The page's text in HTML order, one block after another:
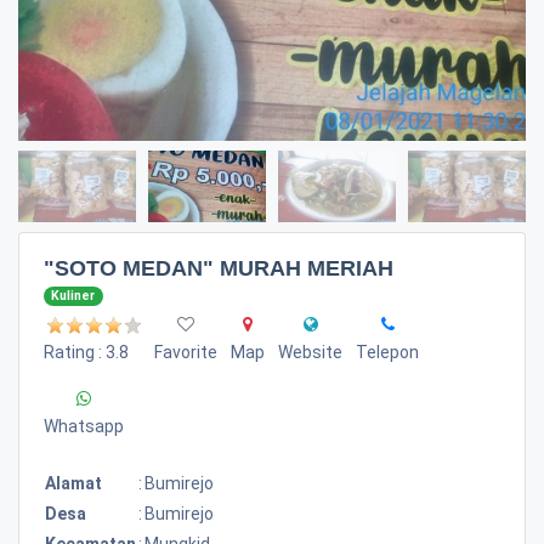
"SOTO MEDAN" MURAH MERIAH
Kuliner
Rating : 3.8 Favorite Map Website Telepon
Whatsapp
Alamat : Bumirejo
Desa
: Bumirejo